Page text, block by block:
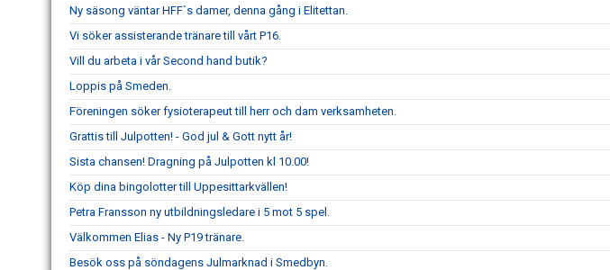
Ny säsong väntar HFF`s damer, denna gång i Elitettan.
Vi söker assisterande tränare till vårt P16.
Vill du arbeta i vår Second hand butik?
Loppis på Smeden.
Föreningen söker fysioterapeut till herr och dam verksamheten.
Grattis till Julpotten! - God jul & Gott nytt år!
Sista chansen! Dragning på Julpotten kl 10.00!
Köp dina bingolotter till Uppesittarkvällen!
Petra Fransson ny utbildningsledare i 5 mot 5 spel.
Välkommen Elias - Ny P19 tränare.
Besök oss på söndagens Julmarknad i Smedbyn.